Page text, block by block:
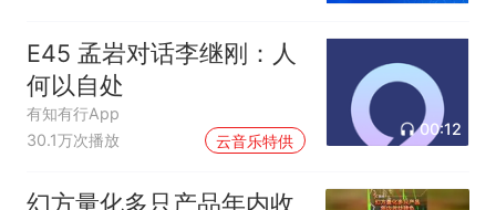
E45 孟岩对话李继刚：人
何以自处
有知有行App
30.1万次播放
云音乐特供
00:12
幻方量化多只产品年内收